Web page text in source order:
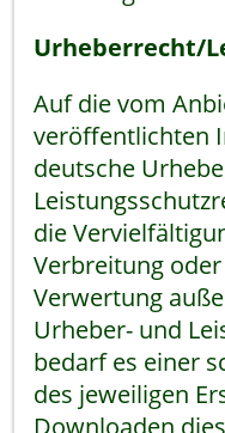
Urheberrecht/
Auf die vom
veröffentlichten
deutsche
die
Verbreitung
Verwertung
Urheber- und
bedarf es einer
des jeweiligen